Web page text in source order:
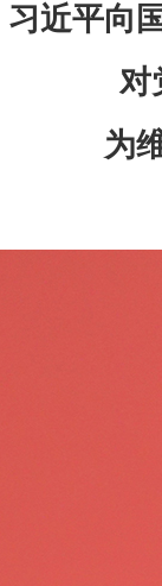
习近平向
对
为